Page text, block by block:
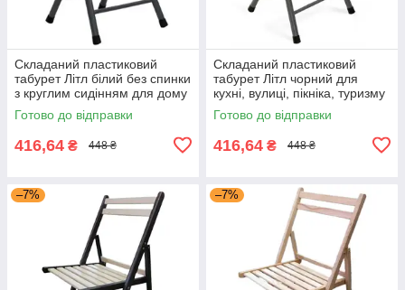
Складаний пластиковий
табурет Літл білий без спинки
з круглим сидінням для дому
та саду Мікс Мебель
Готово до відправки
416,64 ₴ 448 ₴
Складаний пластиковий
табурет Літл чорний для
кухні, вулиці, пікніка, туризму
та риболовлі Мікс Мебель
Готово до відправки
416,64 ₴ 448 ₴
–7% –7%